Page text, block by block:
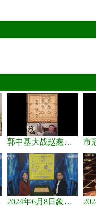
郭中基大战赵鑫鑫，许银川激情讲解
2024年6月8日象棋世界，刘君、蒋川讲解了第九届杨官璘杯全国象棋...